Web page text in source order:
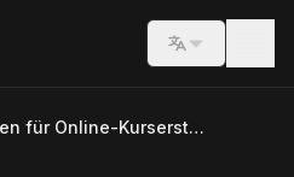
Switch
Der Leitfaden für Online-Kursersteller zur Wiederverwendung von Videoinhalten im Jahr 2026